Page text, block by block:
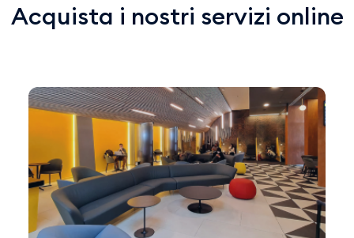
Acquista i nostri servizi online